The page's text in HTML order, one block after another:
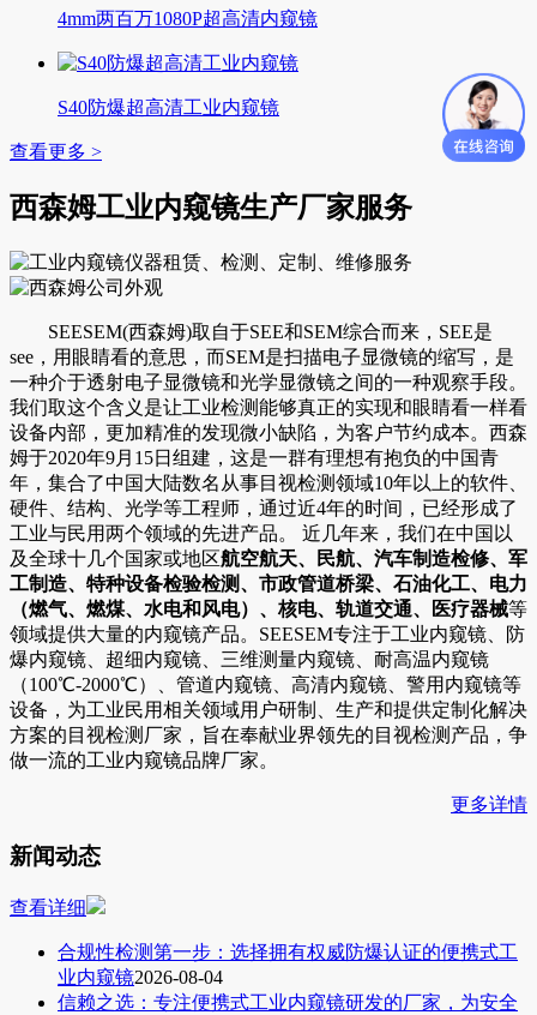
4mm两百万1080P超高清内窥镜
S40防爆超高清工业内窥镜
查看更多 >
西森姆工业内窥镜生产厂家服务
SEESEM(西森姆)取自于SEE和SEM综合而来，SEE是
see，用眼睛看的意思，而SEM是扫描电子显微镜的缩写，是
一种介于透射电子显微镜和光学显微镜之间的一种观察手段。
我们取这个含义是让工业检测能够真正的实现和眼睛看一样看
设备内部，更加精准的发现微小缺陷，为客户节约成本。西森
姆于2020年9月15日组建，这是一群有理想有抱负的中国青
年，集合了中国大陆数名从事目视检测领域10年以上的软件、
硬件、结构、光学等工程师，通过近4年的时间，已经形成了
工业与民用两个领域的先进产品。 近几年来，我们在中国以
及全球十几个国家或地区航空航天、民航、汽车制造检修、军
工制造、特种设备检验检测、市政管道桥梁、石油化工、电力
（燃气、燃煤、水电和风电）、核电、轨道交通、医疗器械等
领域提供大量的内窥镜产品。SEESEM专注于工业内窥镜、防
爆内窥镜、超细内窥镜、三维测量内窥镜、耐高温内窥镜
（100℃-2000℃）、管道内窥镜、高清内窥镜、警用内窥镜等
设备，为工业民用相关领域用户研制、生产和提供定制化解决
方案的目视检测厂家，旨在奉献业界领先的目视检测产品，争
做一流的工业内窥镜品牌厂家。
更多详情
新闻动态
查看详细
合规性检测第一步：选择拥有权威防爆认证的便携式工
业内窥镜2026-08-04
信赖之选：专注便携式工业内窥镜研发的厂家，为安全